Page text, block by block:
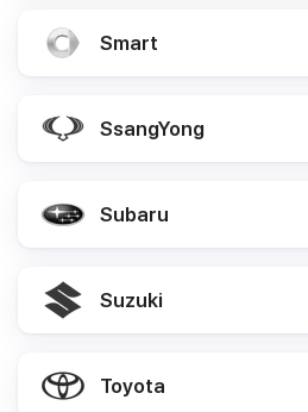
Smart
SsangYong
Subaru
Suzuki
Toyota